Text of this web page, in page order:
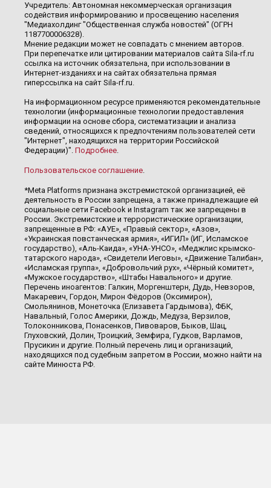
Учредитель: Автономная некоммерческая организация
содействия информированию и просвещению населения
"Медиахолдинг "Общественная служба новостей" (ОГРН
1187700006328).
Мнение редакции может не совпадать с мнением авторов.
При перепечатке или цитировании материалов сайта Sila-rf.ru
ссылка на источник обязательна, при использовании в
Интернет-изданиях и на сайтах обязательна прямая
гиперссылка на сайт Sila-rf.ru.
На информационном ресурсе применяются рекомендательные
технологии (информационные технологии предоставления
информации на основе сбора, систематизации и анализа
сведений, относящихся к предпочтениям пользователей сети
"Интернет", находящихся на территории Российской
Федерации)". Подробнее.
Пользовательское соглашение.
*Meta Platforms признана экстремистской организацией, её
деятельность в России запрещена, а также принадлежащие ей
социальные сети Facebook и Instagram так же запрещены в
России. Экстремистские и террористические организации,
запрещенные в РФ: «АУЕ», «Правый сектор», «Азов»,
«Украинская повстанческая армия», «ИГИЛ» (ИГ, Исламское
государство), «Аль-Каида», «УНА-УНСО», «Меджлис крымско-
татарского народа», «Свидетели Иеговы», «Движение Талибан»,
«Исламская группа», «Добровольчий рух», «Чёрный комитет»,
«Мужское государство», «Штабы Навального» и другие.
Перечень иноагентов: Галкин, Моргенштерн, Дудь, Невзоров,
Макаревич, Гордон, Мирон Фёдоров (Оксимирон),
Смольянинов, Монеточка (Елизавета Гардымова), ФБК,
Навальный, Голос Америки, Дождь, Медуза, Верзилов,
Толоконникова, Понасенков, Пивоваров, Быков, Шац,
Глуховский, Долин, Троицкий, Земфира, Гудков, Варламов,
Прусикин и другие. Полный перечень лиц и организаций,
находящихся под судебным запретом в России, можно найти на
сайте Минюста РФ.